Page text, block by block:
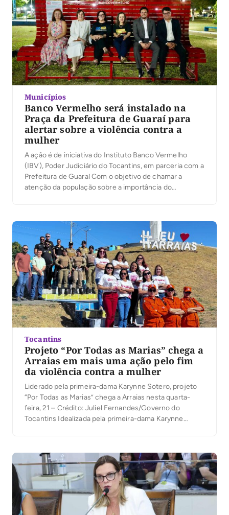
Municípios
Banco Vermelho será instalado na
Praça da Prefeitura de Guaraí para
alertar sobre a violência contra a
mulher
A ação é de iniciativa do Instituto Banco Vermelho
(IBV), Poder Judiciário do Tocantins, em parceria com a
Prefeitura de Guaraí Com o objetivo de chamar a
atenção da população sobre a importância do
de 4 metros de comprimento […]
Tocantins
Projeto “Por Todas as Marias” chega a
Arraias em mais uma ação pelo fim
da violência contra a mulher
Liderado pela primeira-dama Karynne Sotero, projeto
“Por Todas as Marias” chega a Arraias nesta quarta-
feira, 21 – Crédito: Juliel Fernandes/Governo do
Tocantins Idealizada pela primeira-dama Karynne
segura Camila Mitye/Governo do Tocantins O
projeto Por Todas as Marias chega nesta quarta-feira,
21, ao […]